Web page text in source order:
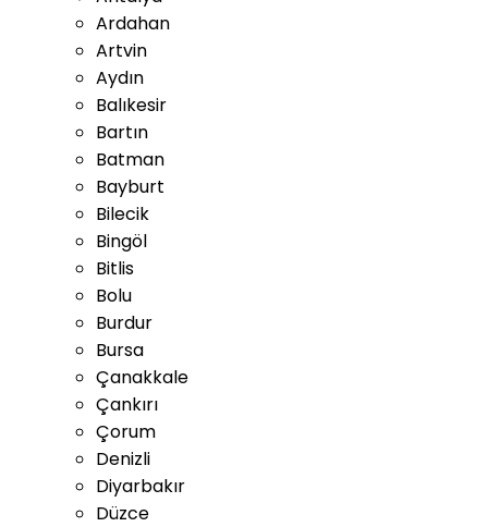
Ardahan
Artvin
Aydın
Balıkesir
Bartın
Batman
Bayburt
Bilecik
Bingöl
Bitlis
Bolu
Burdur
Bursa
Çanakkale
Çankırı
Çorum
Denizli
Diyarbakır
Düzce